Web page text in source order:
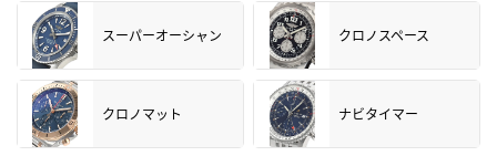
スーパーオーシャン クロノスペース
クロノマット ナビタイマー